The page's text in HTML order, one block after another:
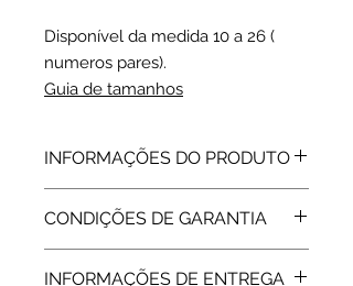
Disponível da medida 10 a 26 (
numeros pares).
Guia de tamanhos
INFORMAÇÕES DO PRODUTO
ELE: 3.5 mm
ELA: 2.4 mm
CONDIÇÕES DE GARANTIA
INFORMAÇÕES DE ENTREGA